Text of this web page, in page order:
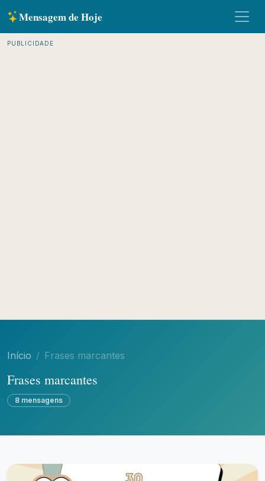
Mensagem de Hoje
PUBLICIDADE
Início Frases marcantes
Frases marcantes
8 mensagens